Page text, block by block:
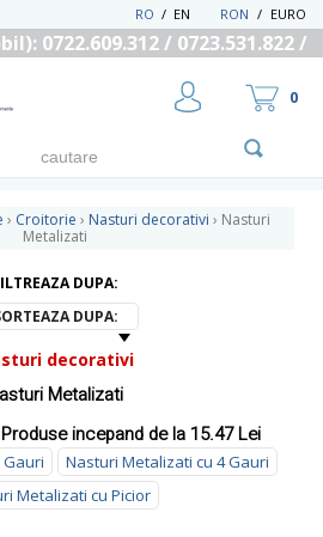
RON / EURO
EN
/
RO
0722.609.312 / 0723.531.822 /
RECUPEREAZA PAROLA
0
› Croitorie › Nasturi decorativi › Nasturi
Metalizati
DUPA:
DUPA:
decorativi
Metalizati
incepand de la 15.47 Lei
Nasturi Metalizati cu 4 Gauri
Metalizati cu Picior